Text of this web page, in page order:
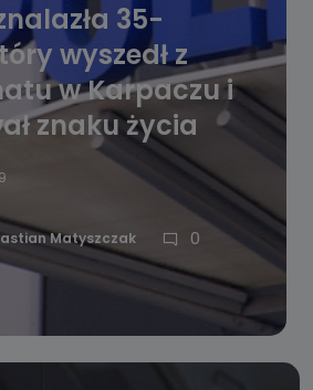
35-
wyszedł z
w Karpaczu i
znaku życia
Matyszczak 0